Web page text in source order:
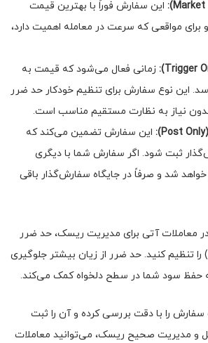
Market
): این سفارش فوراً با بهترین قیمت
برای مواقعی که سرعت در معامله اهمیت دارد،
Trigger
): زمانی فعال می‌شود که قیمت به
این نوع سفارش برای تنظیم خودکار حد ضرر
نیاز به نظارت مستقیم مناسب است.
Post Only
): این سفارش تضمین می‌کند که
ثبت شود. اگر سفارش شما با دیگری
خواهد شد و صرفاً در جایگاه سفارش‌گذار باقی
معاملات آتی برای مدیریت ریسک، حد ضرر
(SL) و حد سود (TP) را تنظیم کنید. حد ضرر از زیان بیشتر جلوگیری
حفظ سود شما در سطح دلخواه کمک می‌کند.
سفارش را با دقت بررسی کرده و آن را ثبت
و مدیریت صحیح ریسک، می‌توانید معاملات